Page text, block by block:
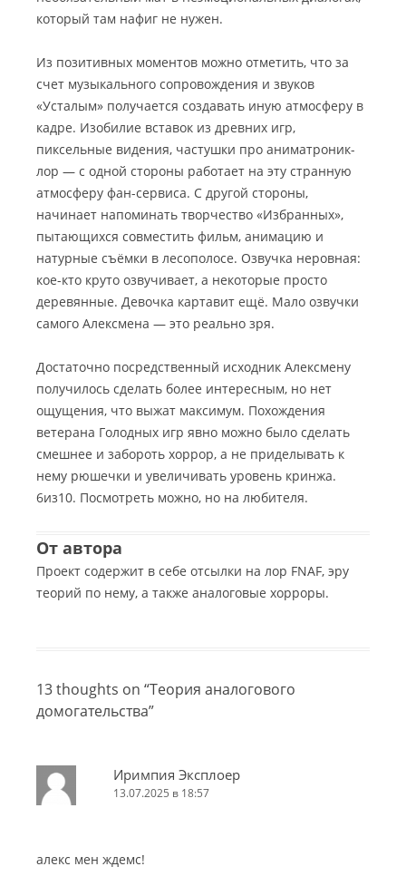
который там нафиг не нужен.
Из позитивных моментов можно отметить, что за
счет музыкального сопровождения и звуков
«Усталым» получается создавать иную атмосферу в
кадре. Изобилие вставок из древних игр,
пиксельные видения, частушки про аниматроник-
лор — с одной стороны работает на эту странную
атмосферу фан-сервиса. С другой стороны,
начинает напоминать творчество «Избранных»,
пытающихся совместить фильм, анимацию и
натурные съёмки в лесополосе. Озвучка неровная:
кое-кто круто озвучивает, а некоторые просто
деревянные. Девочка картавит ещё. Мало озвучки
самого Алексмена — это реально зря.
Достаточно посредственный исходник Алексмену
получилось сделать более интересным, но нет
ощущения, что выжат максимум. Похождения
ветерана Голодных игр явно можно было сделать
смешнее и забороть хоррор, а не приделывать к
нему рюшечки и увеличивать уровень кринжа.
6из10. Посмотреть можно, но на любителя.
От автора
Проект содержит в себе отсылки на лор FNAF, эру
теорий по нему, а также аналоговые хорроры.
13 thoughts on “Теория аналогового
домогательства”
Иримпия Эксплоер
13.07.2025 в 18:57
алекс мен ждемс!